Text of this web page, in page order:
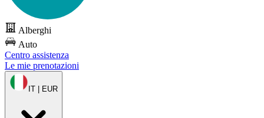
Alberghi
Auto
Centro assistenza
Le mie prenotazioni
IT | EUR